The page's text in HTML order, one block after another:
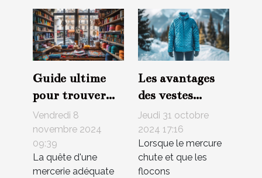
Guide ultime
pour trouver
votre mercerie
idéale à Paris
Vendredi 8
novembre 2024
09:39
La quête d'une
mercerie adéquate
Les avantages
des vestes
matelassées
pour les
activités
hivernales
Jeudi 31 octobre
2024 17:16
Lorsque le mercure
chute et que les
flocons